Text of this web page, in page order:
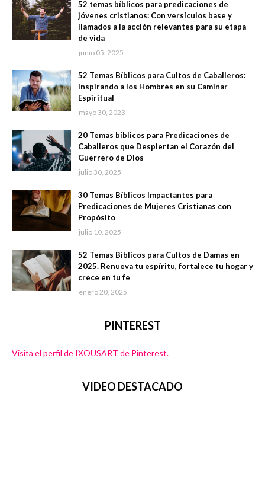
52 temas bíblicos para predicaciones de
jóvenes cristianos: Con versículos base y
llamados a la acción relevantes para su etapa
de vida
junio 05, 2025
52 Temas Bíblicos para Cultos de Caballeros:
Inspirando a los Hombres en su Caminar
Espiritual
mayo 30, 2023
20 Temas bíblicos para Predicaciones de
Caballeros que Despiertan el Corazón del
Guerrero de Dios
julio 30, 2025
30 Temas Bíblicos Impactantes para
Predicaciones de Mujeres Cristianas con
Propósito
julio 10, 2025
52 Temas Bíblicos para Cultos de Damas en
2025. Renueva tu espíritu, fortalece tu hogar y
crece en tu fe
enero 20, 2025
PINTEREST
Visita el perfil de IXOUSART de Pinterest.
VIDEO DESTACADO